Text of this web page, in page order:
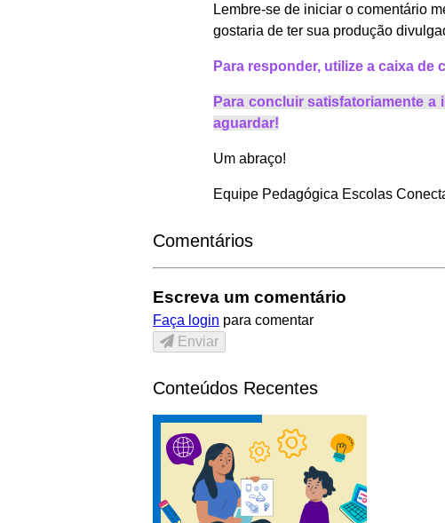
Lembre-se de iniciar o comentário
gostaria de ter sua produção
Para responder, utilize a caixa de
Para concluir satisfatoriamente a
aguardar!
Um abraço!
Equipe Pedagógica Escolas
Comentários
Escreva um comentário
Faça login para comentar
Enviar
Conteúdos Recentes